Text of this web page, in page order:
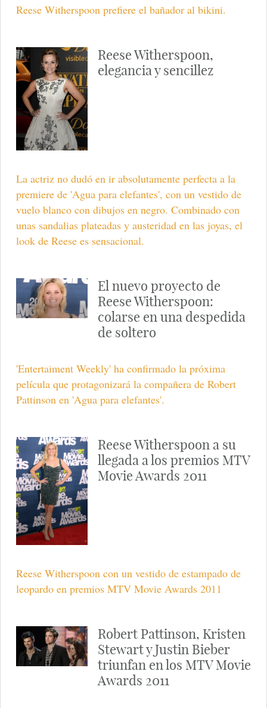
Reese Witherspoon prefiere el bañador al bikini.
Reese Witherspoon,
elegancia y sencillez
La actriz no dudó en ir absolutamente perfecta a la
premiere de 'Agua para elefantes', con un vestido de
vuelo blanco con dibujos en negro. Combinado con
unas sandalias plateadas y austeridad en las joyas, el
look de Reese es sensacional.
El nuevo proyecto de
Reese Witherspoon:
colarse en una despedida
de soltero
'Entertaiment Weekly' ha confirmado la próxima
película que protagonizará la compañera de Robert
Pattinson en 'Agua para elefantes'.
Reese Witherspoon a su
llegada a los premios MTV
Movie Awards 2011
Reese Witherspoon con un vestido de estampado de
leopardo en premios MTV Movie Awards 2011
Robert Pattinson, Kristen
Stewart y Justin Bieber
triunfan en los MTV Movie
Awards 2011